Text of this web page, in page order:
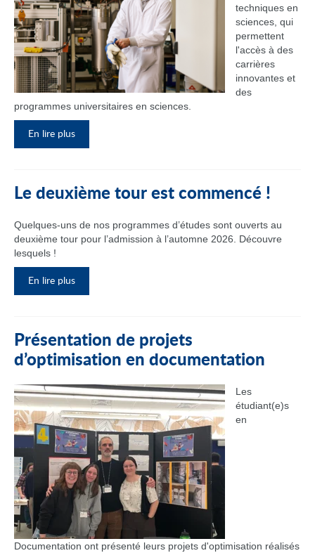
techniques en
sciences, qui
permettent
l'accès à des
carrières
innovantes et
des
programmes universitaires en sciences.
En lire plus
Le deuxième tour est commencé !
Quelques-uns de nos programmes d’études sont ouverts au
deuxième tour pour l’admission à l’automne 2026. Découvre
lesquels !
En lire plus
Présentation de projets
d’optimisation en documentation
Les
étudiant(e)s
en
Documentation ont présenté leurs projets d'optimisation réalisés